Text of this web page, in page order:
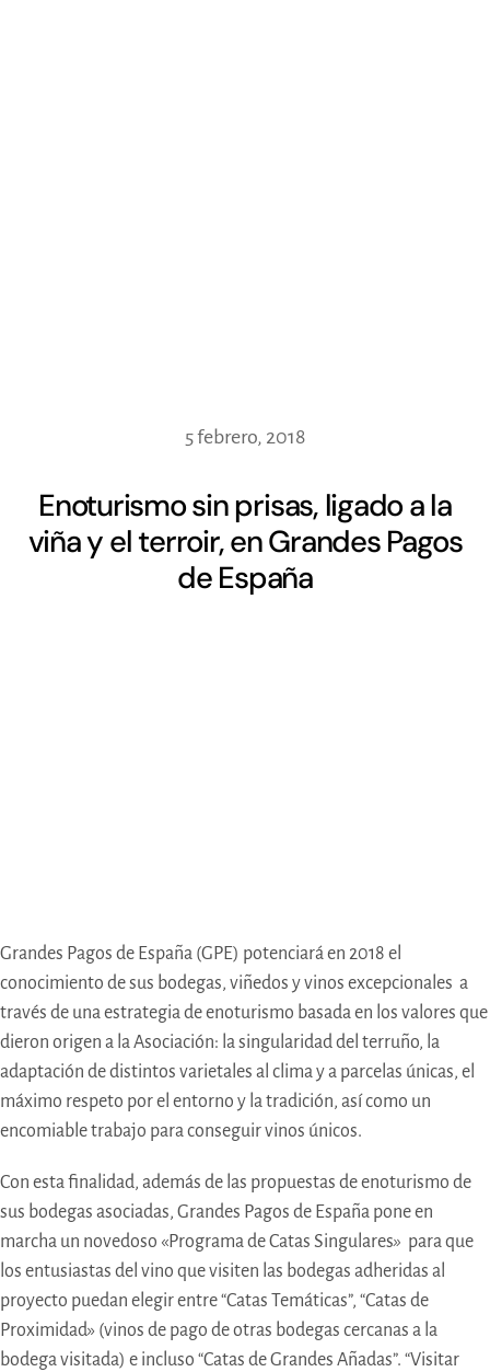
5 febrero, 2018
Enoturismo sin prisas, ligado a la
viña y el terroir, en Grandes Pagos
de España
Grandes Pagos de España (GPE) potenciará en 2018 el
conocimiento de sus bodegas, viñedos y vinos excepcionales a
través de una estrategia de enoturismo basada en los valores que
dieron origen a la Asociación: la singularidad del terruño, la
adaptación de distintos varietales al clima y a parcelas únicas, el
máximo respeto por el entorno y la tradición, así como un
encomiable trabajo para conseguir vinos únicos.
Con esta finalidad, además de las propuestas de enoturismo de
sus bodegas asociadas, Grandes Pagos de España pone en
marcha un novedoso «Programa de Catas Singulares» para que
los entusiastas del vino que visiten las bodegas adheridas al
proyecto puedan elegir entre “Catas Temáticas”, “Catas de
Proximidad» (vinos de pago de otras bodegas cercanas a la
bodega visitada) e incluso “Catas de Grandes Añadas”. “Visitar